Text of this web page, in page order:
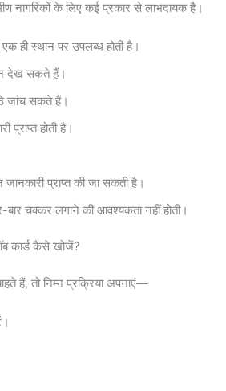
नागरिकों के लिए कई प्रकार से लाभदायक है।
एक ही स्थान पर उपलब्ध होती है।
देख सकते हैं।
जांच सकते हैं।
प्राप्त होती है।
प्राप्त की जा सकती है।
बार चक्कर लगाने की आवश्यकता नहीं होती।
कार्ड कैसे खोजें?
हैं, तो निम्न प्रक्रिया अपनाएं—